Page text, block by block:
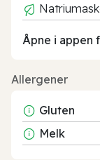
Åpne i appen
Allergener
Gluten
Melk